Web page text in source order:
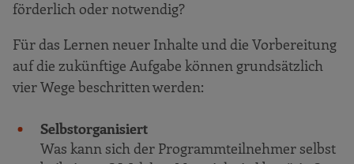
förderlich oder notwendig?
Für das Lernen neuer Inhalte und die Vorbereitung
auf die zukünftige Aufgabe können grundsätzlich
vier Wege beschritten werden:
Selbstorganisiert
Was kann sich der Programmteilnehmer selbst